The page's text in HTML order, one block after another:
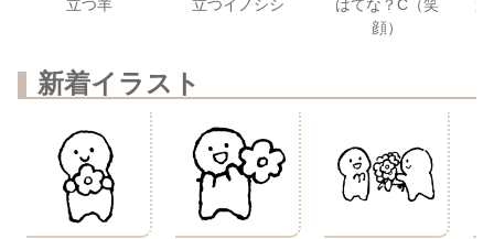
立つ羊 立つイノシシ
はてな？C（笑
顔）
ガ
新着イラスト